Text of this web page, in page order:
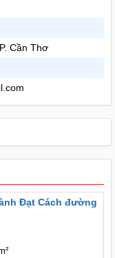
Cần Thơ
Đạt Cách đường